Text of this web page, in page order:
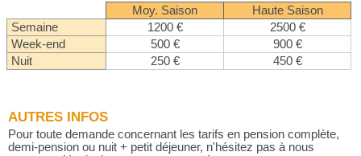
Moy. Saison
Haute Saison
Semaine
1200 €
2500 €
Week-end
500 €
900 €
Nuit
250 € 450 €
AUTRES INFOS
Pour toute demande concernant les tarifs en pension complète,
demi-pension ou nuit + petit déjeuner, n'hésitez pas à nous